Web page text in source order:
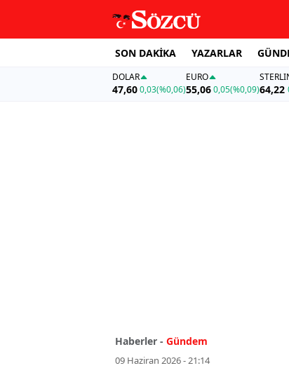
SON DAKİKA YAZARLAR
DOLAR
47,600,03(%0,06)
EURO
55,06 0,05(%0,09)64,22
Haberler - Gündem
09 Haziran 2026 - 21:14